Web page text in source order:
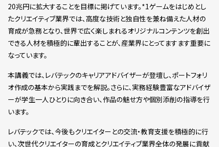
20兆円に拡大することを目標に掲げています。*1ゲームをはじめとし
たクリエイティブ業界では、高度な技術と独自性を兼ね備えた人材の
育成が急務となり、世界で広く楽しまれるオリジナルコンテンツを創出
できる人材を積極的に輩出することが、産業界にとってますます重要に
なっています。
本講義では、レバテックのキャリアアドバイザーが登壇し、ポートフォリ
オ作成の基本から実践までを解説。さらに、実務経験豊富なアドバイザ
ーが学生一人ひとりに向き合い、作品の魅せ方や個別添削の指導を行
います。
レバテックでは、今後もクリエイターとの交流・教育支援を積極的に行
い、次世代クリエイターの育成とクリエイティブ業界全体の発展に貢献